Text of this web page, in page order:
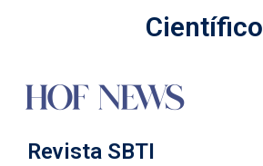
Científico
Revista SBTI